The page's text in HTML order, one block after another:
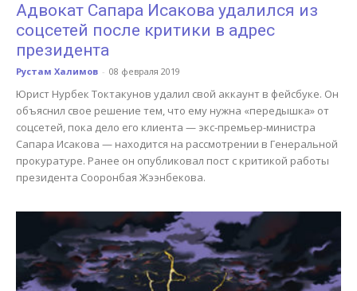
Адвокат Сапара Исакова удалился из
соцсетей после критики в адрес
президента
Рустам Халимов - 08 февраля 2019
Юрист Нурбек Токтакунов удалил свой аккаунт в фейсбуке. Он
объяснил свое решение тем, что ему нужна «передышка» от
соцсетей, пока дело его клиента — экс-премьер-министра
Сапара Исакова — находится на рассмотрении в Генеральной
прокуратуре. Ранее он опубликовал пост с критикой работы
президента Сооронбая Жээнбекова.